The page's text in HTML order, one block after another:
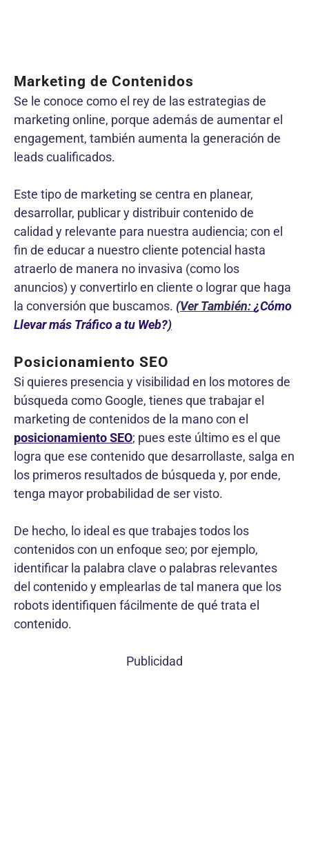
Marketing de Contenidos
Se le conoce como el rey de las estrategias de
marketing online, porque además de aumentar el
engagement, también aumenta la generación de
leads cualificados.
Este tipo de marketing se centra en planear,
desarrollar, publicar y distribuir contenido de
calidad y relevante para nuestra audiencia; con el
fin de educar a nuestro cliente potencial hasta
atraerlo de manera no invasiva (como los
anuncios) y convertirlo en cliente o lograr que haga
la conversión que buscamos. (Ver También:¿Cómo
Llevar más Tráfico a tu Web?)
Posicionamiento SEO
Si quieres presencia y visibilidad en los motores de
búsqueda como Google, tienes que trabajar el
marketing de contenidos de la mano con el
posicionamiento SEO; pues este último es el que
logra que ese contenido que desarrollaste, salga en
los primeros resultados de búsqueda y, por ende,
tenga mayor probabilidad de ser visto.
De hecho, lo ideal es que trabajes todos los
contenidos con un enfoque seo; por ejemplo,
identificar la palabra clave o palabras relevantes
del contenido y emplearlas de tal manera que los
robots identifiquen fácilmente de qué trata el
contenido.
Publicidad